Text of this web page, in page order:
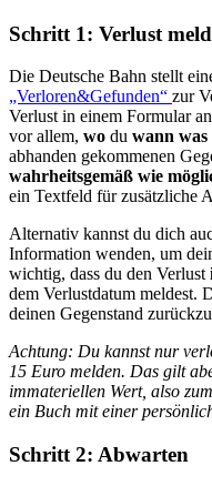
Schritt 1: Verlust
Die Deutsche Bahn stellt
„Verloren&Gefunden“ zur
Verlust in einem Formular
vor allem, wo du wann was
abhanden gekommenen
wahrheitsgemäß wie
ein Textfeld für zusätzliche
Alternativ kannst du dich
Information wenden, um
wichtig, dass du den Verlust
dem Verlustdatum meldest.
deinen Gegenstand
Achtung: Du kannst nur
15 Euro melden. Das gilt
immateriellen Wert, also
ein Buch mit einer
Schritt 2: Abwarten